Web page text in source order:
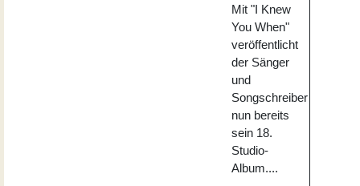
Mit "I Knew
You When"
veröffentlicht
der Sänger
und
Songschreiber
nun bereits
sein 18.
Studio-
Album....